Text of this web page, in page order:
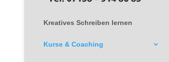
Kreatives Schreiben lernen
Kurse & Coaching